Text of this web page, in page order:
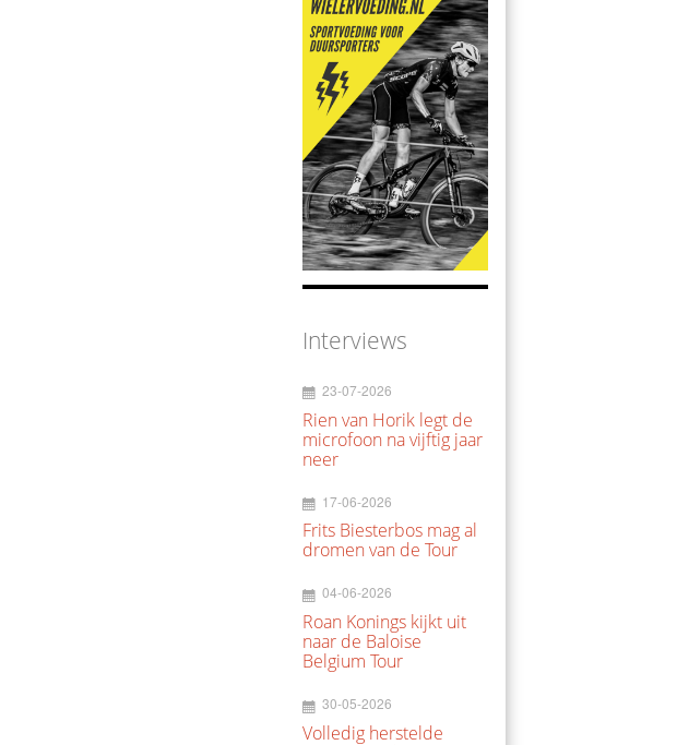
Interviews
23-07-2026
Rien van Horik legt de
microfoon na vijftig jaar
neer
17-06-2026
Frits Biesterbos mag al
dromen van de Tour
04-06-2026
Roan Konings kijkt uit
naar de Baloise
Belgium Tour
30-05-2026
Volledig herstelde